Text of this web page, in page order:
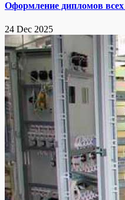
Оформление дипломов всех
24 Dec 2025